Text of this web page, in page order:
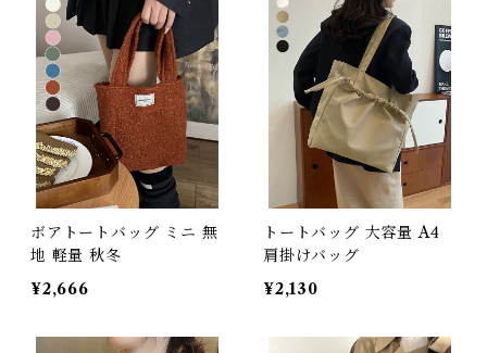
ボアトートバッグ ミニ 無
地 軽量 秋冬
¥2,666
トートバッグ 大容量 A4
肩掛けバッグ
¥2,130